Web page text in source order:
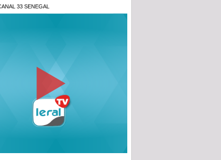
33 SENEGAL
Maroc de l’organisation de la Coupe